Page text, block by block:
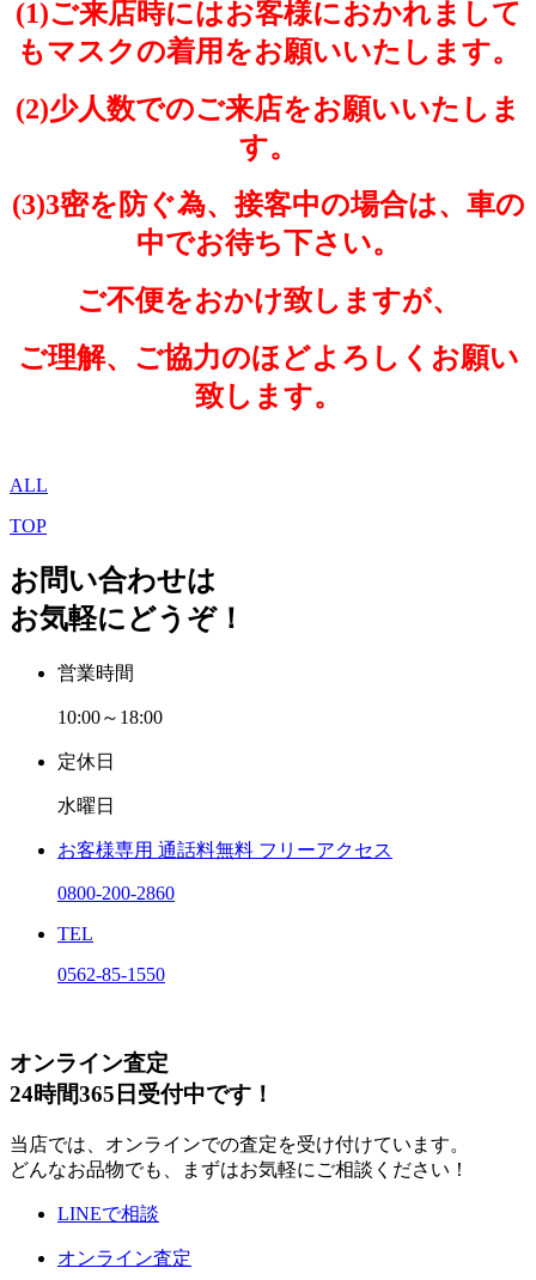
(1)ご来店時にはお客様におかれまして
もマスクの着用をお願いいたします。
(2)少人数でのご来店をお願いいたしま
す。
(3)3密を防ぐ為、接客中の場合は、車の
中でお待ち下さい。
ご不便をおかけ致しますが、
ご理解、ご協力のほどよろしくお願い
致します。
ALL
TOP
お問い合わせは
お気軽にどうぞ！
営業時間
10:00～18:00
定休日
水曜日
お客様専用 通話料無料 フリーアクセス
0800-200-2860
TEL
0562-85-1550
オンライン査定
24時間365日受付中です！
当店では、オンラインでの査定を受け付けています。
どんなお品物でも、まずはお気軽にご相談ください！
LINEで相談
オンライン査定